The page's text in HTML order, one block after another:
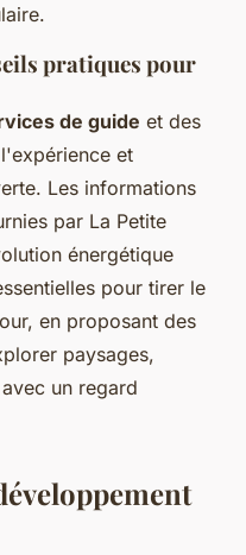
pratiques pour
de guide et des
et
Les informations
par La Petite
énergétique
pour tirer le
en proposant des
paysages,
un regard